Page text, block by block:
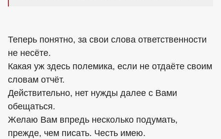
Теперь понятно, за свои слова ответственности
не несёте.
Какая уж здесь полемика, если не отдаёте своим
словам отчёт.
Действительно, нет нужды далее с Вами
обещаться.
Желаю Вам впредь несколько подумать,
прежде, чем писать. Честь имею.